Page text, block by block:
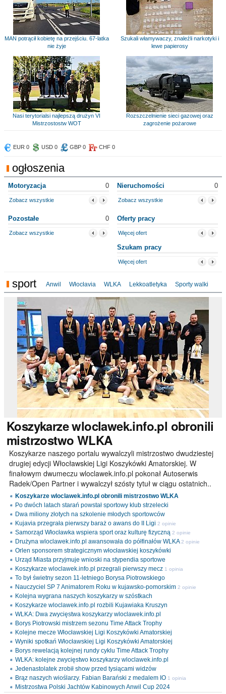
MAN potrącił kobietę na przejściu. 67-latka
nie żyje
Szukali włamywaczy, znaleźli narkotyki i
lewe papierosy
Nasi terytorialsi najlepszą drużyn VI
Mistrzostostw WOT
Rozszczelnienie sieci gazowej oraz
zagrożenie pożarowe
EUR 0 USD 0 GBP 0 CHF 0
ogłoszenia
Motoryzacja 0
Zobacz wszystkie
Nieruchomości 0
Zobacz wszystkie
Pozostałe 0
Zobacz wszystkie
Oferty pracy
Więcej ofert
Szukam pracy
Więcej ofert
sport Anwil Włocłavia WLKA Lekkoatletyka Sporty walki
Koszykarzewloclawek.info.pl obronili
mistrzostwo WLKA
Koszykarze naszego portalu wywalczyli mistrzostwo dwudziestej
drugiej edycji Włocławskiej Ligi Koszykówki Amatorskiej. W
finałowym dwumeczu wloclawek.info.pl pokonał Autoserwis
Radek/Open Partner i wywalczył szósty tytuł w ciągu ostatnich..
Koszykarze wloclawek.info.pl obronili mistrzostwo WLKA
Po dwóch latach starań powstał sportowy klub strzelecki
Dwa miliony złotych na szkolenie młodych sportowców
Kujavia przegrała pierwszy baraż o awans do II Ligi 2 opinie
Samorząd Włocławka wspiera sport oraz kulturę fizyczną 2 opinie
Drużyna wloclawek.info.pl awansowała do półfinałów WLKA 2 opinie
Orlen sponsorem strategicznym włocławskiej koszykówki
Urząd Miasta przyjmuje wnioski na stypendia sportowe
Koszykarze wloclawek.info.pl przegrali pierwszy mecz 1 opinia
To był świetny sezon 11-letniego Borysa Piotrowskiego
Nauczyciel SP 7 Animatorem Roku w kujawsko-pomorskim 2 opinie
Kolejna wygrana naszych koszykarzy w szóstkach
Koszykarze wloclawek.info.pl rozbili Kujawiaka Kruszyn
WLKA: Dwa zwycięstwa koszykarzy wloclawek.info.pl
Borys Piotrowski mistrzem sezonu Time Attack Trophy
Kolejne mecze Włocławskiej Ligi Koszykówki Amatorskiej
Wyniki spotkań Włocławskiej Ligi Koszykówki Amatorskiej
Borys rewelacją kolejnej rundy cyklu Time Attack Trophy
WLKA: kolejne zwycięstwo koszykarzy wloclawek.info.pl
Jedenastolatek zrobił show przed tysiącami widzów
Brąz naszych wioślarzy. Fabian Barański z medalem IO 1 opinia
Mistrzostwa Polski Jachtów Kabinowych Anwil Cup 2024